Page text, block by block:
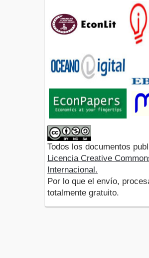
Todos los documentos
Licencia Creative
Internacional.
Por lo que el envío,
totalmente gratuito.